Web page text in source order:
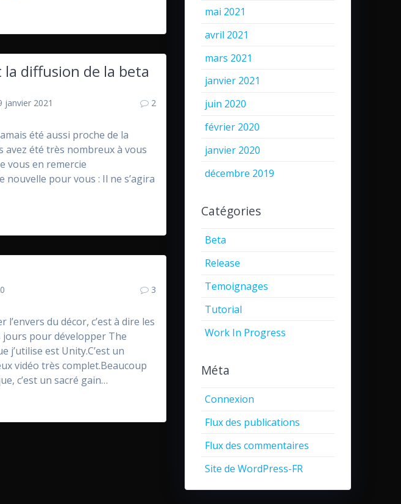
diffusion de la beta
janvier 2021 2
été aussi proche de la
avez été très nombreux à vous
vous en remercie
nouvelle pour vous : Il ne s’agira
3
l’envers du décor, c’est à dire les
jours pour développer The
j’utilise est Unity.C’est un
vidéo très complet.Beaucoup
c’est un sacré gain…
mai 2021
avril 2021
mars 2021
janvier 2021
juin 2020
février 2020
janvier 2020
décembre 2019
Catégories
Beta
Release
Temoignages
Tutorial
Work In Progress
Méta
Connexion
Flux des publications
Flux des commentaires
Site de WordPress-FR